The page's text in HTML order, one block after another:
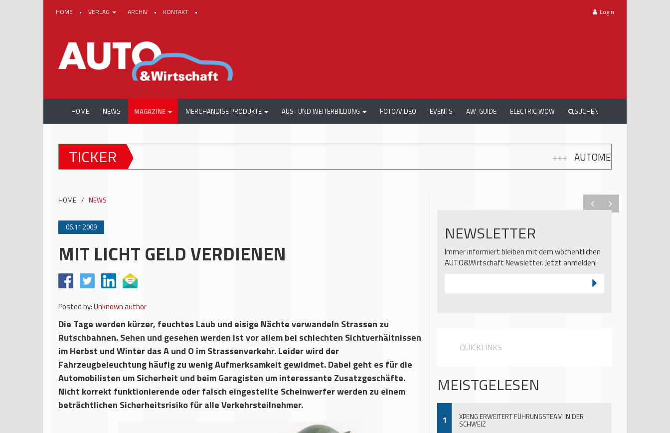
HOME • VERLAG ARCHIV • KONTAKT • Login
HOME NEWS MAGAZINE MERCHANDISE PRODUKTE AUS- UND WEITERBILDUNG FOTO/VIDEO EVENTS AW-GUIDE ELECTRIC WOW SUCHEN
TICKER AUTOMECHANIKA WORKSHOPS: GRATIS
HOME / NEWS
06.11.2009
MIT LICHT GELD VERDIENEN
Posted by:Unknown author
Die Tage werden kürzer, feuchtes Laub und eisige Nächte verwandeln Strassen zu
Rutschbahnen. Sehen und gesehen werden ist vor allem bei schlechten Sichtverhältnissen
im Herbst und Winter das A und O im Strassenverkehr. Leider wird der
Fahrzeugbeleuchtung häufig zu wenig Aufmerksamkeit gewidmet. Dabei geht es für die
Automobilisten um Sicherheit und beim Garagisten um interessante Zusatzgeschäfte.
Nicht korrekt funktionierende oder falsch eingestellte Scheinwerfer werden zu einem
beträchtlichen Sicherheitsrisiko für alle Verkehrsteilnehmer.
NEWSLETTER
Immer informiert bleiben mit dem wöchentlichen
AUTO&Wirtschaft Newsletter. Jetzt anmelden!
QUICKLINKS
MEISTGELESEN
1 XPENG ERWEITERT FÜHRUNGSTEAM IN DER
SCHWEIZ